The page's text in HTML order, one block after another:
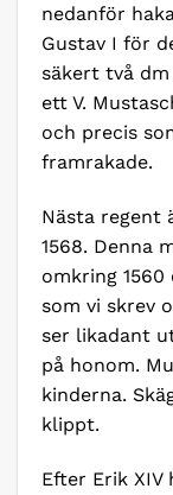
nedanför
Gustav I för
säkert två
ett V.
och precis
framrakade.
Nästa regent
1568. Denna
omkring
som vi skrev
ser likadant
på honom.
kinderna.
klippt.
Efter Erik XIV